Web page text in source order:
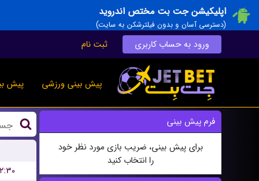
اپلیکیشن جت بت مختص اندروید
(دسترسی آسان و بدون فیلترشکن به سایت)
ورود به حساب کاربری ثبت نام
پیش بینی ورزشی پیش
فرم پیش بینی
برای پیش بینی، ضریب بازی مورد نظر خود
را انتخاب کنید